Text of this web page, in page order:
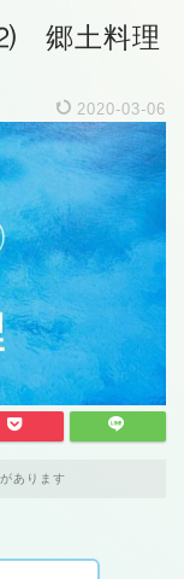
郷土料理
2020-03-06
あります